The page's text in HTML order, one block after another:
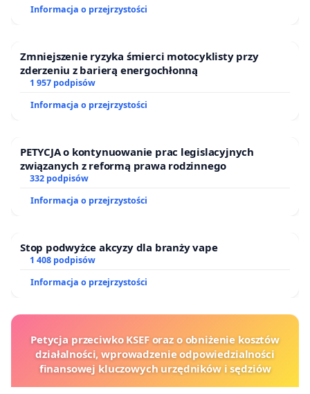
Informacja o przejrzystości
Zmniejszenie ryzyka śmierci motocyklisty przy
zderzeniu z barierą energochłonną
1 957 podpisów
Informacja o przejrzystości
PETYCJA o kontynuowanie prac legislacyjnych
związanych z reformą prawa rodzinnego
332 podpisów
Informacja o przejrzystości
Stop podwyżce akcyzy dla branży vape
1 408 podpisów
Informacja o przejrzystości
Petycja przeciwko KSEF oraz o obniżenie kosztów
działalności, wprowadzenie odpowiedzialności
finansowej kluczowych urzędników i sędziów